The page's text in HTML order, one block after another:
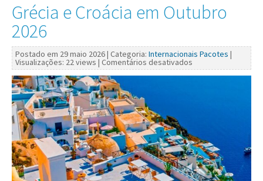
Grécia e Croácia em Outubro
2026
Postado em 29 maio 2026 | Categoria: Internacionais Pacotes |
Visualizações: 22 views | Comentários desativados